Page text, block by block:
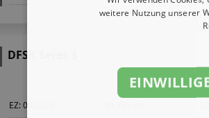
DFSK Seres 3
EZ:06/2022
weitere Nutzung unserer